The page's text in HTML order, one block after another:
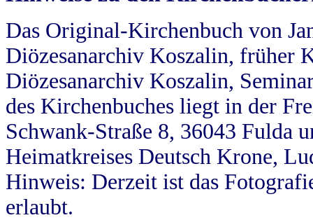
Das Original-Kirchenbuch von
Diözesanarchiv Koszalin, früher
Diözesanarchiv Koszalin,
des Kirchenbuches liegt in der
Schwank-Straße 8, 36043 Fulda
Heimatkreises Deutsch Krone,
Hinweis: Derzeit ist das
erlaubt.